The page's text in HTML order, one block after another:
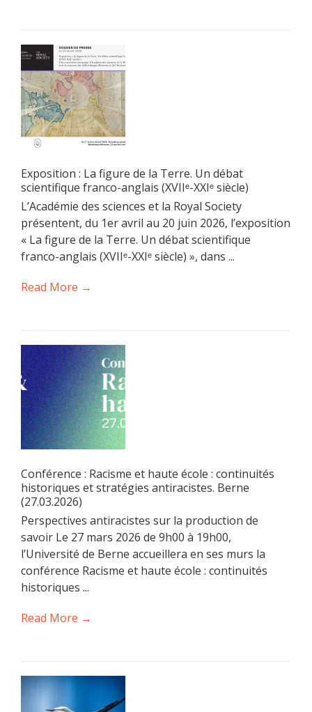
Exposition : La figure de la Terre. Un débat
scientifique franco-anglais (XVIIᵉ-XXIᵉ siècle)
L’Académie des sciences et la Royal Society
présentent, du 1er avril au 20 juin 2026, l’exposition
« La figure de la Terre. Un débat scientifique
franco-anglais (XVIIᵉ-XXIᵉ siècle) », dans ...
Read More →
Conférence : Racisme et haute école : continuités
historiques et stratégies antiracistes. Berne
(27.03.2026)
Perspectives antiracistes sur la production de
savoir Le 27 mars 2026 de 9h00 à 19h00,
l’Université de Berne accueillera en ses murs la
conférence Racisme et haute école : continuités
historiques ...
Read More →